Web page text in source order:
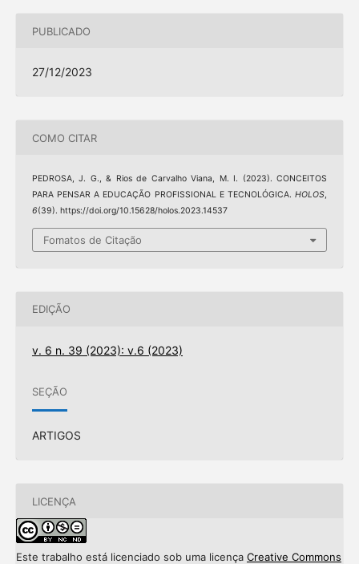
PUBLICADO
27/12/2023
COMO CITAR
PEDROSA, J. G., & Rios de Carvalho Viana, M. I. (2023). CONCEITOS
PARA PENSAR A EDUCAÇÃO PROFISSIONAL E TECNOLÓGICA.HOLOS,
6(39). https://doi.org/10.15628/holos.2023.14537
Fomatos de Citação
EDIÇÃO
v. 6 n. 39 (2023): v.6 (2023)
SEÇÃO
ARTIGOS
LICENÇA
Este trabalho está licenciado sob uma licença Creative Commons